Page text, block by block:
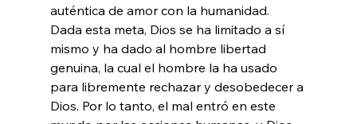
auténtica de amor con la humanidad.
Dada esta meta, Dios se ha limitado a sí
mismo y ha dado al hombre libertad
genuina, la cual el hombre la ha usado
para libremente rechazar y desobedecer a
Dios. Por lo tanto, el mal entró en este